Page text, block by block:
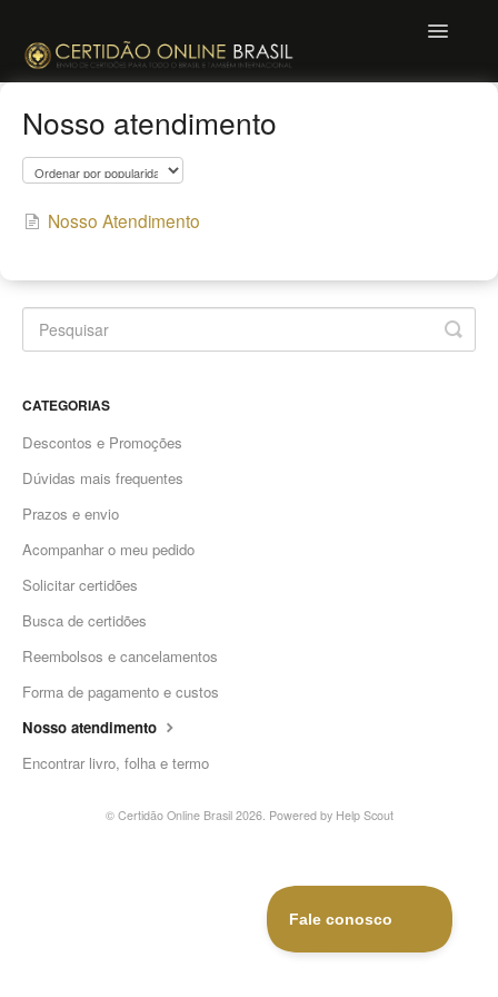
Toggle
Nosso atendimento
Nosso Atendimento
CATEGORIAS
Descontos e Promoções
Dúvidas mais frequentes
Prazos e envio
Acompanhar o meu pedido
Solicitar certidões
Busca de certidões
Reembolsos e cancelamentos
Forma de pagamento e custos
Nosso atendimento
Encontrar livro, folha e termo
© Certidão Online Brasil 2026. Powered by Help Scout